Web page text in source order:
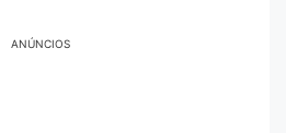
ANÚNCIOS